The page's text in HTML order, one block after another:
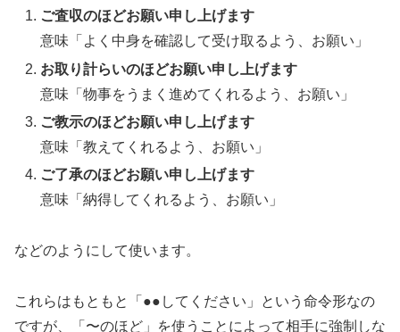
ご査収のほどお願い申し上げます
意味「よく中身を確認して受け取るよう、お願い」
お取り計らいのほどお願い申し上げます
意味「物事をうまく進めてくれるよう、お願い」
ご教示のほどお願い申し上げます
意味「教えてくれるよう、お願い」
ご了承のほどお願い申し上げます
意味「納得してくれるよう、お願い」
などのようにして使います。
これらはもともと「●●してください」という命令形なの
ですが、「〜のほど」を使うことによって相手に強制しな